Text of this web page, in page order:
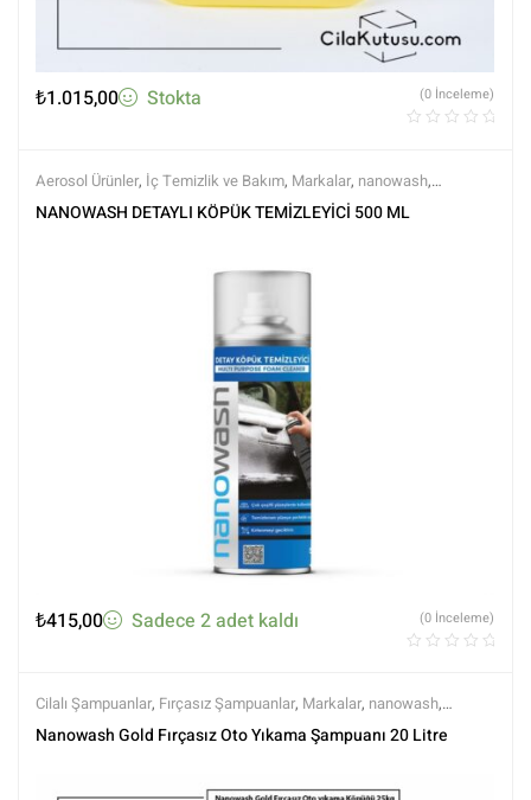
₺1.015,00 Stokta (0 İnceleme)
Aerosol Ürünler, İç Temizlik ve Bakım, Markalar, nanowash,
Temizleyiciler ,Tüm Ürünler,Tüm Ürünler
NANOWASH DETAYLI KÖPÜK TEMİZLEYİCİ 500 ML
₺415,00 Sadece 2 adet kaldı (0 İnceleme)
Cilalı Şampuanlar, Fırçasız Şampuanlar, Markalar, nanowash,
Şampuanlar ,Tüm Ürünler,Tüm Ürünler,Yıkama Ürünleri
Nanowash Gold Fırçasız Oto Yıkama Şampuanı 20 Litre